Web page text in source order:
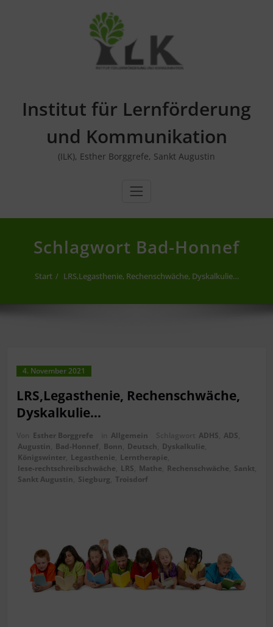
Institut für Lernförderung
und Kommunikation
(ILK), Esther Borggrefe, Sankt Augustin
Schlagwort Bad-Honnef
Start LRS,Legasthenie, Rechenschwäche, Dyskalkulie…
4. November 2021
LRS,Legasthenie, Rechenschwäche,
Dyskalkulie…
Esther Borggrefe Allgemein ADHS ADS
Augustin Bad-Honnef, Bonn Deutsch Dyskalkulie
Königswinter, Legasthenie Lerntherapie
lese-rechtschreibschwäche LRS Mathe Rechenschwäche Sankt
Sankt Augustin Siegburg Troisdorf